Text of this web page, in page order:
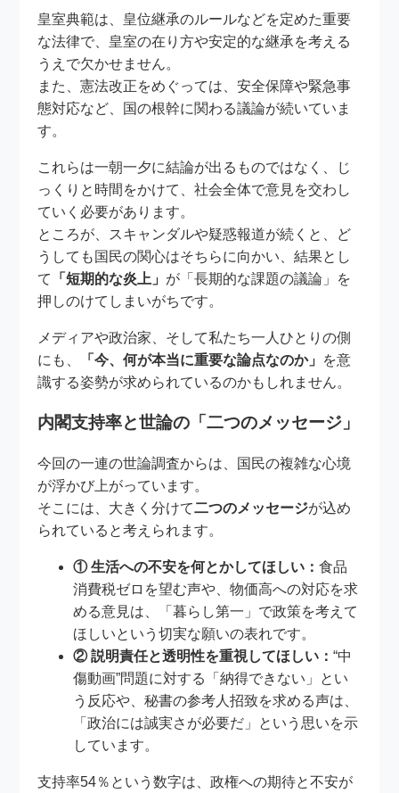
皇室典範は、皇位継承のルールなどを定めた重要
な法律で、皇室の在り方や安定的な継承を考える
うえで欠かせません。
また、憲法改正をめぐっては、安全保障や緊急事
態対応など、国の根幹に関わる議論が続いていま
す。
これらは一朝一夕に結論が出るものではなく、じ
っくりと時間をかけて、社会全体で意見を交わし
ていく必要があります。
ところが、スキャンダルや疑惑報道が続くと、ど
うしても国民の関心はそちらに向かい、結果とし
て
「短期的な炎上」 が「長期的な課題の議論」を
押しのけてしまいがちです。
メディアや政治家、そして私たち一人ひとりの側
にも、
「今、何が本当に重要な論点なのか」 を意
識する姿勢が求められているのかもしれません。
内閣支持率と世論の「二つのメッセージ」
今回の一連の世論調査からは、国民の複雑な心境
が浮かび上がっています。
そこには、大きく分けて二つのメッセージが込め
られていると考えられます。
① 生活への不安を何とかしてほしい：食品
消費税ゼロを望む声や、物価高への対応を求
める意見は、「暮らし第一」で政策を考えて
ほしいという切実な願いの表れです。
② 説明責任と透明性を重視してほしい：“中
傷動画”問題に対する「納得できない」とい
う反応や、秘書の参考人招致を求める声は、
「政治には誠実さが必要だ」という思いを示
しています。
支持率54％という数字は、政権への期待と不安が